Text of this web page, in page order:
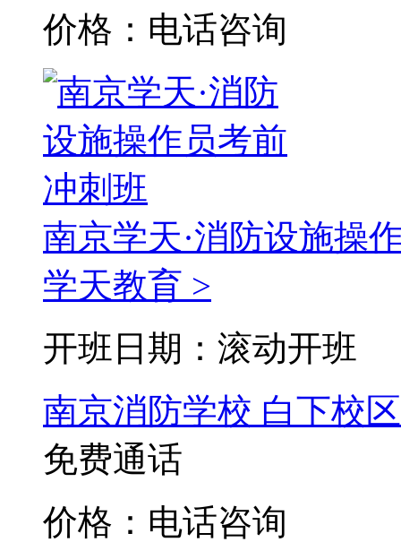
价格：电话咨询
南京学天·消防设施操
学天教育 >
开班日期：滚动开班
南京消防学校 白下校区
免费通话
价格：电话咨询